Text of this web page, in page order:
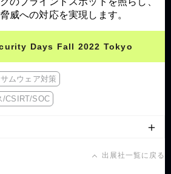
威への対応を実現します。
Days Fall 2022 Tokyo
ムウェア対策
/CSIRT/SOC
出展社一覧に戻る